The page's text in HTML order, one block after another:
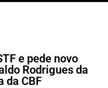
e pede novo
Rodrigues da
da CBF